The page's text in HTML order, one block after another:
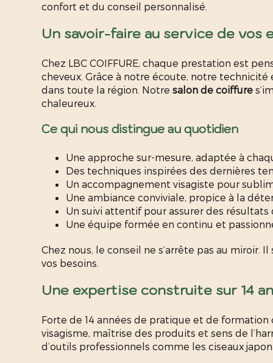
confort et du conseil personnalisé.
Un savoir-faire au service de vos
Chez LBC COIFFURE, chaque prestation est
cheveux. Grâce à notre écoute, notre
dans toute la région. Notre salon de coiffure
chaleureux.
Ce qui nous distingue au quotidien
Une approche sur-mesure, adaptée à
Des techniques inspirées des dernières
Un accompagnement visagiste pour
Une ambiance conviviale, propice à la
Un suivi attentif pour assurer des résultats
Une équipe formée en continu et
Chez nous, le conseil ne s’arrête pas au
vos besoins.
Une expertise construite sur 14
Forte de 14 années de pratique et de
visagisme, maîtrise des produits et sens de
d’outils professionnels comme les ciseaux